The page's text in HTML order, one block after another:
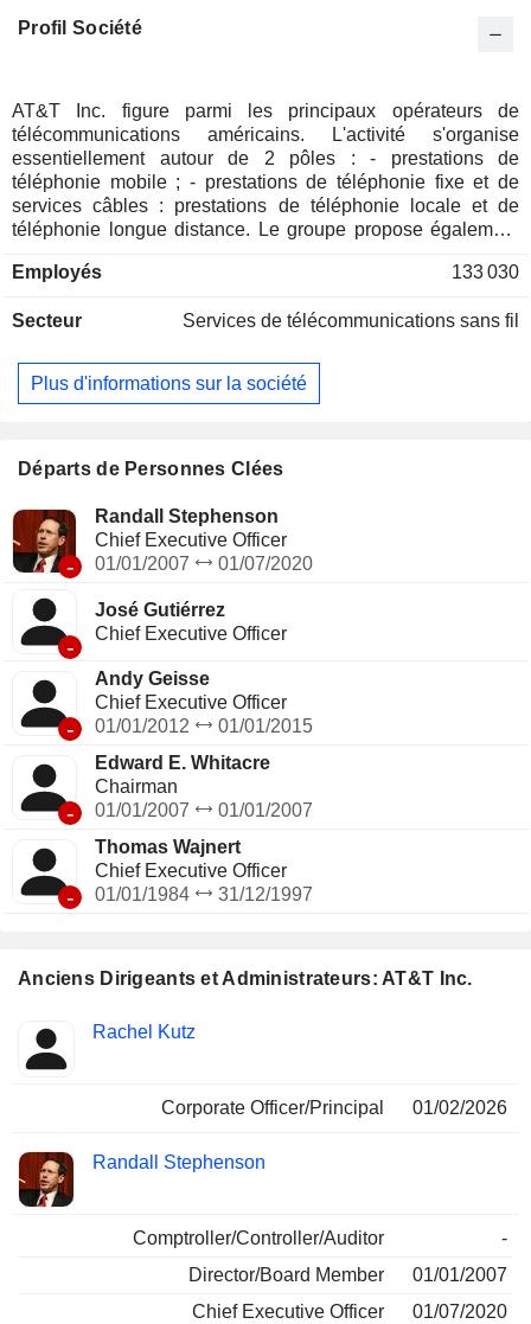
Anciens Dirigeants et Administrateurs: AT&T Inc.
Insider
Fonctions
Rachel Kutz
Corporate Officer/Principal 01/02/2026
Randall Stephenson
Comptroller/Controller/Auditor
-
Director/Board Member
01/01/2007
Chief Executive Officer
01/07/2020
Profil Société
AT&T Inc. figure parmi les principaux opérateurs de
télécommunications américains. L'activité s'organise
essentiellement autour de 2 pôles : - prestations de
téléphonie mobile ; - prestations de téléphonie fixe et de
services câbles : prestations de téléphonie locale et de
téléphonie longue distance. Le groupe propose également
messagerie et de télévision par satellite. Le CA par source
ventes d'équipements (19,5%). La répartition géographique
Europe (0,3%), Asie -Pacifique (0,3%), Amérique latine
(0,1%) et autres (0,1%).
Employés 133 030
Secteur Services de télécommunications sans fil
Plus d'informations sur la société
Départs de Personnes Clées
-
Randall Stephenson
Chief Executive Officer
01/01/2007
01/07/2020
-
José Gutiérrez
Chief Executive Officer
-
Andy Geisse
Chief Executive Officer
01/01/2012
01/01/2015
-
Edward E. Whitacre
Chairman
01/01/2007
01/01/2007
-
Thomas Wajnert
Chief Executive Officer
01/01/1984
31/12/1997